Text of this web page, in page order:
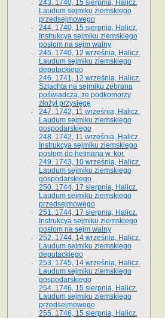
243. 1740, 15 sierpnia, Halicz.
Laudum sejmiku ziemskiego
przedsejmowego
244. 1740, 15 sierpnia, Halicz.
Instrukcya sejmiku ziemskiego
posłom na sejm walny
245. 1740, 12 września, Halicz.
Laudum sejmiku ziemskiego
deputackiego
246. 1741, 12 września, Halicz.
Szlachta na sejmiku zebrana
poświadcza, że podkomorzy
złożył przysięgę
247. 1742, 11 września, Halicz.
Laudum sejmiku ziemskiego
gospodarskiego
248. 1742, 11 września, Halicz.
Instrukcya sejmiku ziemskiego
posłom do hetmana w. kor.
249. 1743, 10 września, Halicz.
Laudum sejmiku ziemskiego
gospodarskiego
250. 1744, 17 sierpnia, Halicz.
Laudum sejmiku ziemskiego
przedsejmowego
251. 1744, 17 sierpnia, Halicz.
Instrukcya sejmiku ziemskiego
posłom na sejm walny
252. 1744, 14 września, Halicz.
Laudum sejmiku ziemskiego
deputackiego
253. 1745, 14 września, Halicz.
Laudum sejmiku ziemskiego
gospodarskiego
254. 1746, 15 sierpnia, Halicz.
Laudum sejmiku ziemskiego
przedsejmowego
255. 1746, 15 sierpnia, Halicz.